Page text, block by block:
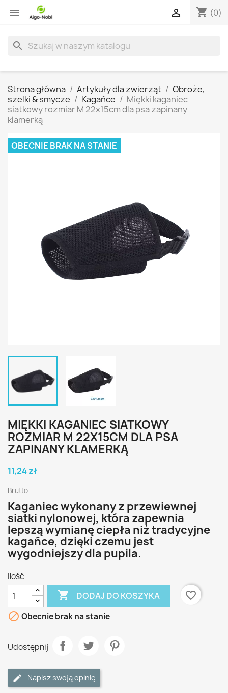
 shopping_cart (0)

search
Strona główna Artykuły dla zwierząt
Obroże,
szelki & smycze
Kagańce
Miękki kaganiec
siatkowy rozmiar M 22x15cm dla psa zapinany
klamerką
OBECNIE BRAK NA STANIE
MIĘKKI KAGANIEC SIATKOWY
ROZMIAR M 22X15CM DLA PSA
ZAPINANY KLAMERKĄ
11,24 zł
Brutto
Kaganiec wykonany z przewiewnej
siatki nylonowej, która zapewnia
lepszą wymianę ciepła niż tradycyjne
kagańce, dzięki czemu jest
wygodniejszy dla pupila.
Ilość
 DODAJ DO KOSZYKA
favorite_border
 Obecnie brak na stanie
Udostępnij
Napisz swoją opinię